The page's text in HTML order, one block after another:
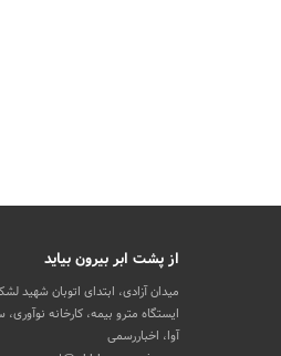
از پشت ابر بیرون بیاید
میدان آزادی، ابتدای اتوبان شهید
ایستگاه مترو بیمه، کارخانه
آوا، اخباررسمی